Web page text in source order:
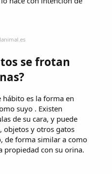
se frotan
hábito es la forma en
suyo . Existen
de su cara, y puede
objetos y otros gatos
de forma similar a como
propiedad con su orina.